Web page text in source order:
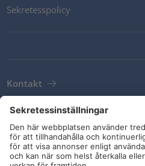
Sekretesspolicy
Kontakt
Leveransvillkor